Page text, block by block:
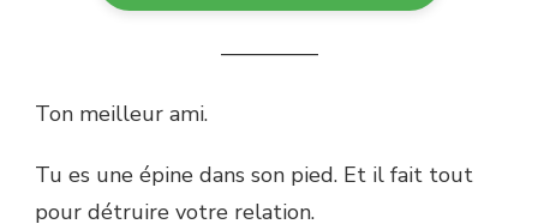
————–
Ton meilleur ami.
Tu es une épine dans son pied. Et il fait tout
pour détruire votre relation.